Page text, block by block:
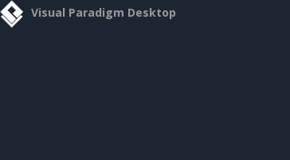
Visual Paradigm Desktop